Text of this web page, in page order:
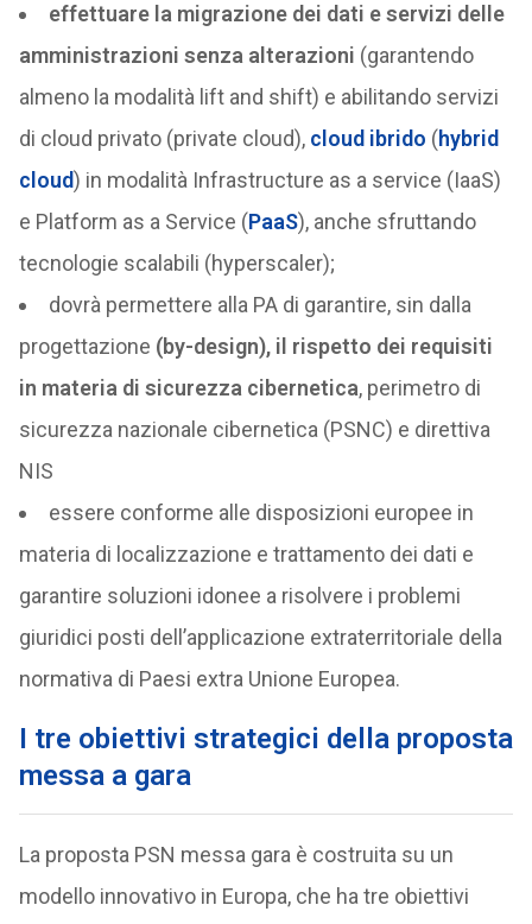
effettuare la migrazione dei dati e servizi delle
amministrazioni senza alterazioni (garantendo
almeno la modalità lift and shift) e abilitando servizi
di cloud privato (private cloud), cloud ibrido (hybrid
cloud) in modalità Infrastructure as a service (IaaS)
e Platform as a Service (PaaS), anche sfruttando
tecnologie scalabili (hyperscaler);
dovrà permettere alla PA di garantire, sin dalla
progettazione (by-design), il rispetto dei requisiti
in materia di sicurezza cibernetica, perimetro di
sicurezza nazionale cibernetica (PSNC) e direttiva
NIS
essere conforme alle disposizioni europee in
materia di localizzazione e trattamento dei dati e
garantire soluzioni idonee a risolvere i problemi
giuridici posti dell’applicazione extraterritoriale della
normativa di Paesi extra Unione Europea.
I tre obiettivi strategici della proposta
messa a gara
La proposta PSN messa gara è costruita su un
modello innovativo in Europa, che ha tre obiettivi